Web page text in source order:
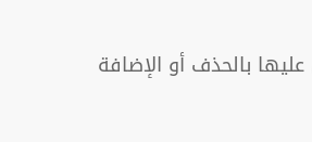
بالحذف أو الإضافة